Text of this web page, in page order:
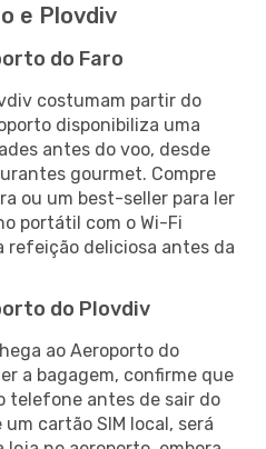
e Plovdiv
do Faro
costumam partir do
disponibiliza uma
antes do voo, desde
gourmet. Compre
ou um best-seller para ler
portátil com o Wi-Fi
refeição deliciosa antes da
do Plovdiv
ao Aeroporto do
a bagagem, confirme que
telefone antes de sair do
cartão SIM local, será